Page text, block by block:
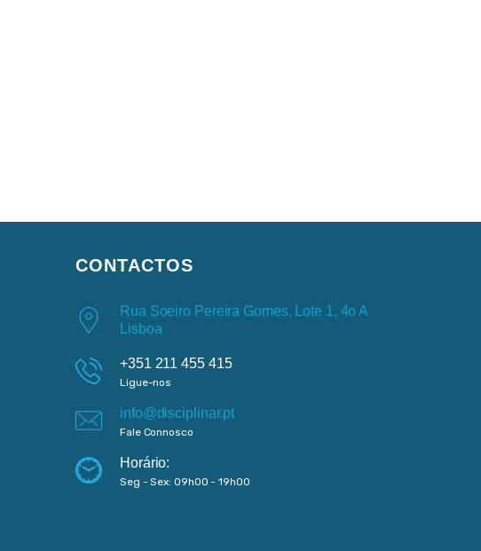
CONTACTOS
Rua Soeiro Pereira Gomes, Lote 1, 4o A
Lisboa
+351 211 455 415
Ligue-nos
info@disciplinar.pt
Fale Connosco
Horário:
Seg - Sex: 09h00 - 19h00